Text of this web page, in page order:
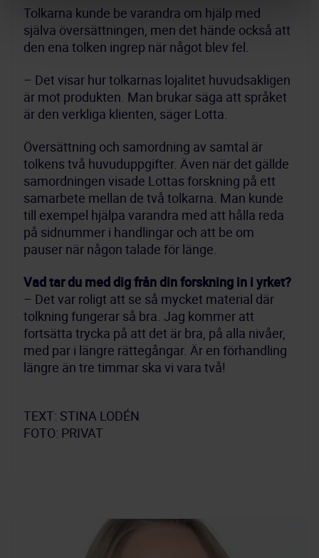
Tolkarna kunde be varandra om hjälp med
själva översättningen, men det hände också att
den ena tolken ingrep när något blev fel.
– Det visar hur tolkarnas lojalitet huvudsakligen
är mot produkten. Man brukar säga att språket
är den verkliga klienten, säger Lotta.
Översättning och samordning av samtal är
tolkens två huvuduppgifter. Även när det gällde
samordningen visade Lottas forskning på ett
samarbete mellan de två tolkarna. Man kunde
till exempel hjälpa varandra med att hålla reda
på sidnummer i handlingar och att be om
pauser när någon talade för länge.
Vad tar du med dig från din forskning in i yrket?
– Det var roligt att se så mycket material där
tolkning fungerar så bra. Jag kommer att
fortsätta trycka på att det är bra, på alla nivåer,
med par i längre rättegångar. Är en förhandling
längre än tre timmar ska vi vara två!
TEXT: STINA LODÉN
FOTO: PRIVAT